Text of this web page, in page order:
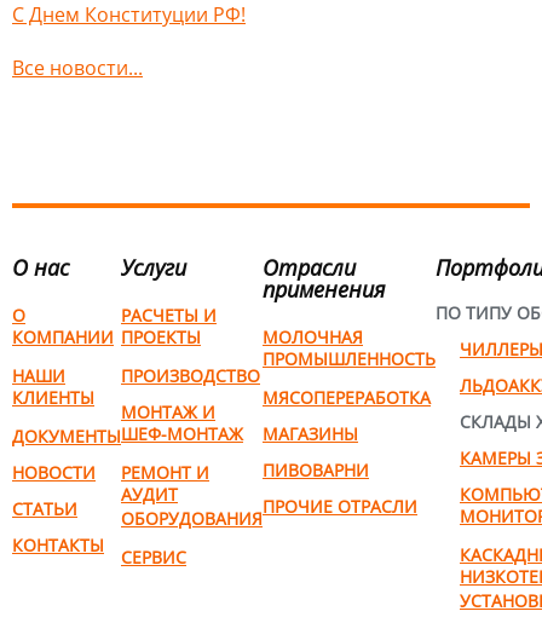
С Днем Конституции РФ!
Все новости...
О нас
О
КОМПАНИИ
НАШИ
КЛИЕНТЫ
ДОКУМЕНТЫ
НОВОСТИ
СТАТЬИ
КОНТАКТЫ
Услуги
РАСЧЕТЫ И
ПРОЕКТЫ
ПРОИЗВОДСТВО
МОНТАЖ И
ШЕФ-МОНТАЖ
РЕМОНТ И
АУДИТ
ОБОРУДОВАНИЯ
СЕРВИС
Отрасли
применения
МОЛОЧНАЯ
ПРОМЫШЛЕННОСТЬ
МЯСОПЕРЕРАБОТКА
МАГАЗИНЫ
ПИВОВАРНИ
ПРОЧИЕ ОТРАСЛИ
ПО ТИПУ
ЧИЛЛЕРЫ
СКЛАДЫ
КАМЕРЫ